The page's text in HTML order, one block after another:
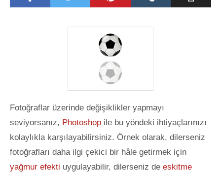
Fotoğraflar üzerinde değişiklikler yapmayı
seviyorsanız, Photoshop ile bu yöndeki ihtiyaçlarınızı
kolaylıkla karşılayabilirsiniz. Örnek olarak, dilerseniz
fotoğrafları daha ilgi çekici bir hâle getirmek için
yağmur efekti uygulayabilir, dilerseniz de eskitme